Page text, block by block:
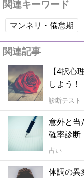
関連キーワード
マンネリ・倦怠期
関連記事
【4択心
しよう！
診断テスト
意外と当
確率診断
占い
体調の異